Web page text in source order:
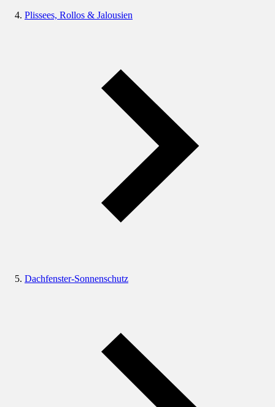
Plissees, Rollos & Jalousien
Dachfenster-Sonnenschutz